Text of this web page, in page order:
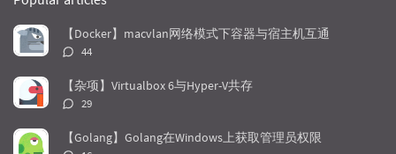
p
u
l
a
r
a
r
t
i
e
s
o
m
【Docker】macvlan网络模式下容器与宿主机互通
评
数：
44
【杂项】Virtualbox 6与Hyper-V共存
评
数：
29
【Golang】Golang在Windows上获取管理员权限